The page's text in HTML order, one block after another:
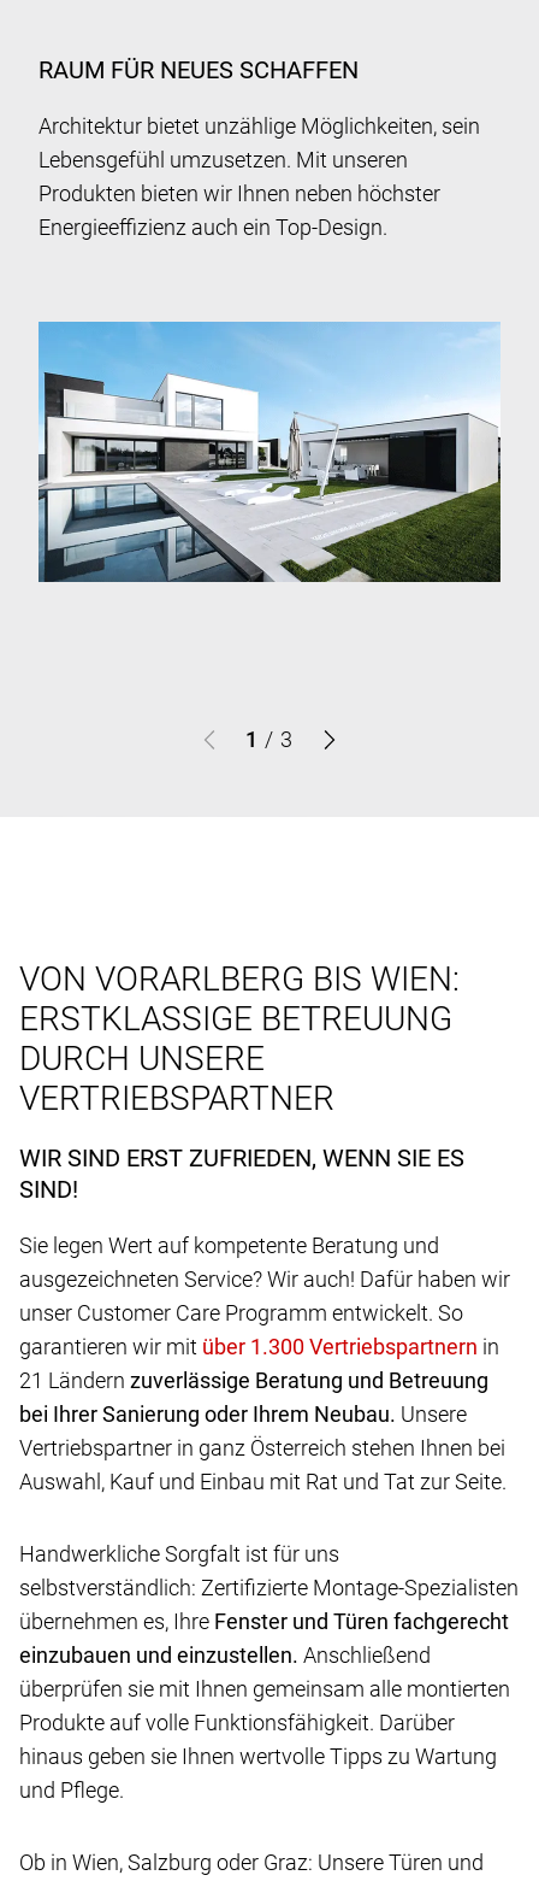
RAUM FÜR NEUES SCHAFFEN
Architektur bietet unzählige Möglichkeiten, sein
Lebensgefühl umzusetzen. Mit unseren
Produkten bieten wir Ihnen neben höchster
Energieeffizienz auch ein Top-Design.
1 / 3
VON VORARLBERG BIS WIEN:
ERSTKLASSIGE BETREUUNG
DURCH UNSERE
VERTRIEBSPARTNER
WIR SIND ERST ZUFRIEDEN, WENN SIE ES
SIND!
Sie legen Wert auf kompetente Beratung und
ausgezeichneten Service? Wir auch! Dafür haben wir
unser Customer Care Programm entwickelt. So
garantieren wir mit
in
21 Ländern zuverlässige Beratung und Betreuung
bei Ihrer Sanierung oder Ihrem Neubau. Unsere
Vertriebspartner in ganz Österreich stehen Ihnen bei
Auswahl, Kauf und Einbau mit Rat und Tat zur Seite.
Handwerkliche Sorgfalt ist für uns
selbstverständlich: Zertifizierte Montage-Spezialisten
übernehmen es, Ihre Fenster und Türen fachgerecht
einzubauen und einzustellen. Anschließend
überprüfen sie mit Ihnen gemeinsam alle montierten
Produkte auf volle Funktionsfähigkeit. Darüber
hinaus geben sie Ihnen wertvolle Tipps zu Wartung
und Pflege.
Ob in Wien, Salzburg oder Graz: Unsere Türen und